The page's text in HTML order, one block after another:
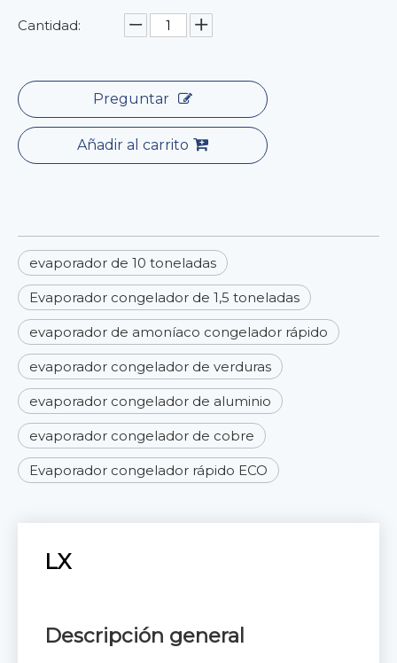
Cantidad:
Preguntar
Añadir al carrito
evaporador de 10 toneladas
Evaporador congelador de 1,5 toneladas
evaporador de amoníaco congelador rápido
evaporador congelador de verduras
evaporador congelador de aluminio
evaporador congelador de cobre
Evaporador congelador rápido ECO
LX
Descripción general